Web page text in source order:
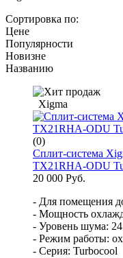
Сортировка по:
Цене
Популярности
Новизне
Названию
Xigma
(0)
Сплит-система
TX21RHA-ODU
20 000 Руб.
- Для помещения
- Мощность
- Уровень шума:
- Режим работы:
- Серия: Turbocool